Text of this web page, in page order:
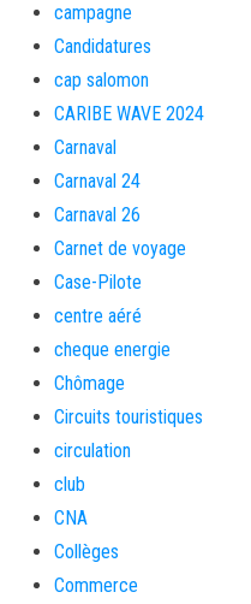
campagne
Candidatures
cap salomon
CARIBE WAVE 2024
Carnaval
Carnaval 24
Carnaval 26
Carnet de voyage
Case-Pilote
centre aéré
cheque energie
Chômage
Circuits touristiques
circulation
club
CNA
Collèges
Commerce